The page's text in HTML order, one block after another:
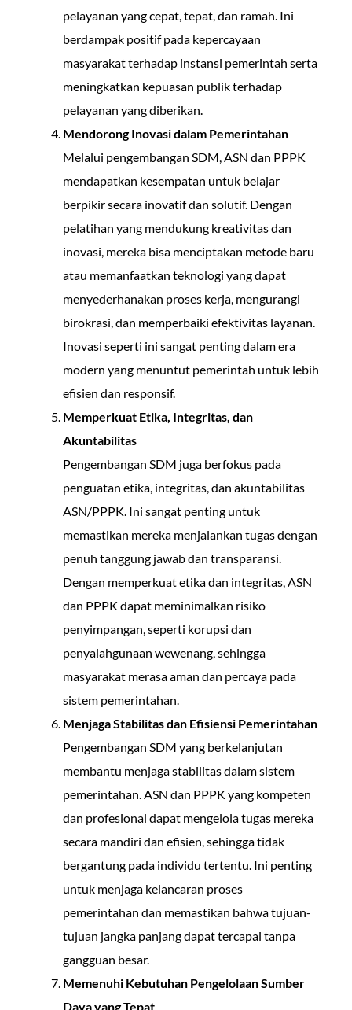
pelayanan yang cepat, tepat, dan ramah. Ini
berdampak positif pada kepercayaan
masyarakat terhadap instansi pemerintah serta
meningkatkan kepuasan publik terhadap
pelayanan yang diberikan.
Mendorong Inovasi dalam Pemerintahan
Melalui pengembangan SDM, ASN dan PPPK
mendapatkan kesempatan untuk belajar
berpikir secara inovatif dan solutif. Dengan
pelatihan yang mendukung kreativitas dan
inovasi, mereka bisa menciptakan metode baru
atau memanfaatkan teknologi yang dapat
menyederhanakan proses kerja, mengurangi
birokrasi, dan memperbaiki efektivitas layanan.
Inovasi seperti ini sangat penting dalam era
modern yang menuntut pemerintah untuk lebih
efisien dan responsif.
Memperkuat Etika, Integritas, dan
Akuntabilitas
Pengembangan SDM juga berfokus pada
penguatan etika, integritas, dan akuntabilitas
ASN/PPPK. Ini sangat penting untuk
memastikan mereka menjalankan tugas dengan
penuh tanggung jawab dan transparansi.
Dengan memperkuat etika dan integritas, ASN
dan PPPK dapat meminimalkan risiko
penyimpangan, seperti korupsi dan
penyalahgunaan wewenang, sehingga
masyarakat merasa aman dan percaya pada
sistem pemerintahan.
Menjaga Stabilitas dan Efisiensi Pemerintahan
Pengembangan SDM yang berkelanjutan
membantu menjaga stabilitas dalam sistem
pemerintahan. ASN dan PPPK yang kompeten
dan profesional dapat mengelola tugas mereka
secara mandiri dan efisien, sehingga tidak
bergantung pada individu tertentu. Ini penting
untuk menjaga kelancaran proses
pemerintahan dan memastikan bahwa tujuan-
tujuan jangka panjang dapat tercapai tanpa
gangguan besar.
Memenuhi Kebutuhan Pengelolaan Sumber
Daya yang Tepat